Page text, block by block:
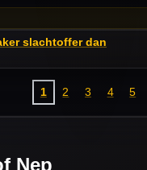
slachtoffer dan
1 2 3 4 5
Nep